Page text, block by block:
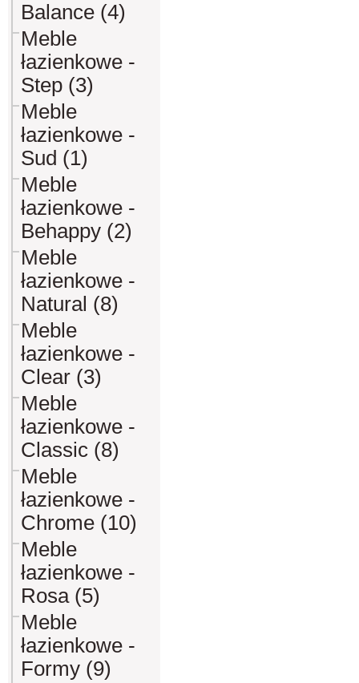
Balance (4)
Meble
łazienkowe -
Step (3)
Meble
łazienkowe -
Sud (1)
Meble
łazienkowe -
Behappy (2)
Meble
łazienkowe -
Natural (8)
Meble
łazienkowe -
Clear (3)
Meble
łazienkowe -
Classic (8)
Meble
łazienkowe -
Chrome (10)
Meble
łazienkowe -
Rosa (5)
Meble
łazienkowe -
Formy (9)